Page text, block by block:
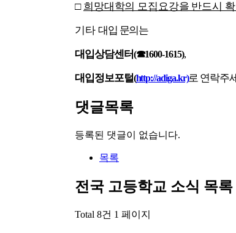
□ 희망대학의 모집요강을 반드시
기타 대입 문의는
대입상담센터(☎1600-1615),
대입정보포털(http://adiga.kr)로 연락주
댓글목록
등록된 댓글이 없습니다.
목록
전국 고등학교 소식 목록
Total 8건 1 페이지